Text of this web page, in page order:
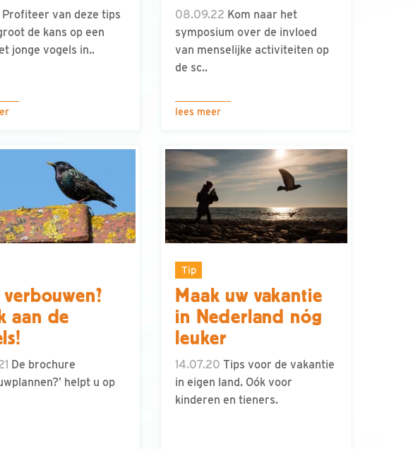
Profiteer van deze tips
de kans op een
jonge vogels in..
08.09.22 Kom naar het
symposium over de invloed
van menselijke activiteiten op
de sc..
lees meer
verbouwen?
aan de
De brochure
helpt u op
Tip
Maak uw vakantie
in Nederland nóg
leuker
14.07.20 Tips voor de vakantie
in eigen land. Oók voor
kinderen en tieners.